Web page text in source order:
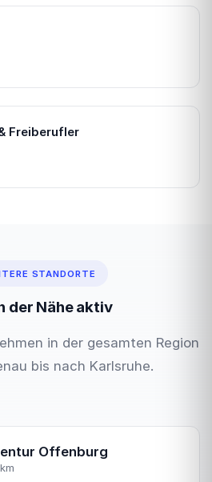
Freiberufler
STANDORTE
der Nähe aktiv
in der gesamten Region
bis nach Karlsruhe.
Offenburg